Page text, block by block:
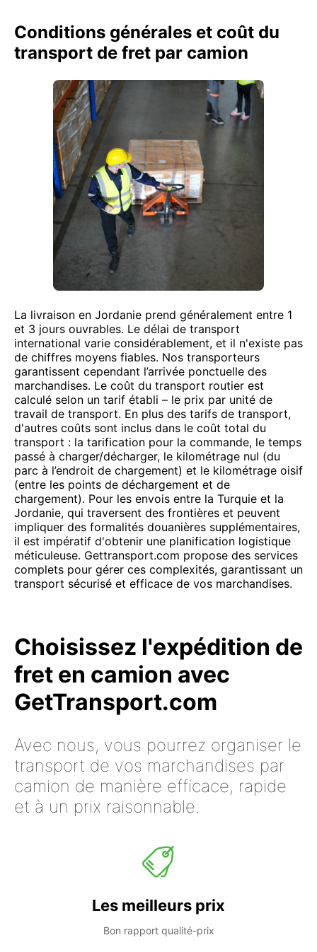
Conditions générales et coût du
transport de fret par camion
La livraison en Jordanie prend généralement entre 1
et 3 jours ouvrables. Le délai de transport
international varie considérablement, et il n'existe pas
de chiffres moyens fiables. Nos transporteurs
garantissent cependant l’arrivée ponctuelle des
marchandises. Le coût du transport routier est
calculé selon un tarif établi – le prix par unité de
travail de transport. En plus des tarifs de transport,
d'autres coûts sont inclus dans le coût total du
transport : la tarification pour la commande, le temps
passé à charger/décharger, le kilométrage nul (du
parc à l’endroit de chargement) et le kilométrage oisif
(entre les points de déchargement et de
chargement). Pour les envois entre la Turquie et la
Jordanie, qui traversent des frontières et peuvent
impliquer des formalités douanières supplémentaires,
il est impératif d'obtenir une planification logistique
méticuleuse. Gettransport.com propose des services
complets pour gérer ces complexités, garantissant un
transport sécurisé et efficace de vos marchandises.
Choisissez l'expédition de
fret en camion avec
GetTransport.com
Avec nous, vous pourrez organiser le
transport de vos marchandises par
camion de manière efficace, rapide
et à un prix raisonnable.
Les meilleurs prix
Bon rapport qualité-prix